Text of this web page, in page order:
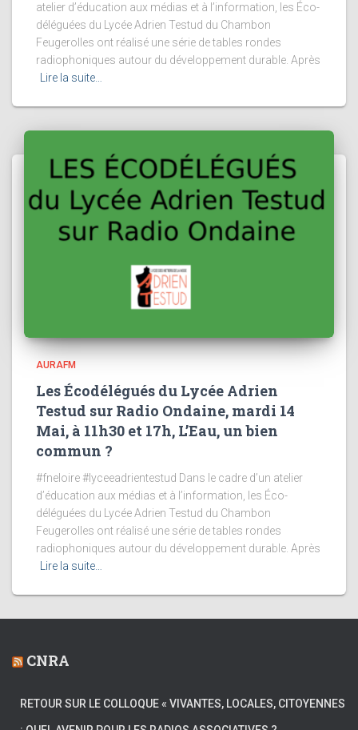
atelier d’éducation aux médias et à l’information, les Éco-
déléguées du Lycée Adrien Testud du Chambon
Feugerolles ont réalisé une série de tables rondes
radiophoniques autour du développement durable. Après
Lire la suite…
AURAFM
Les Écodélégués du Lycée Adrien
Testud sur Radio Ondaine, mardi 14
Mai, à 11h30 et 17h, L’Eau, un bien
commun ?
#fneloire #lyceeadrientestud Dans le cadre d’un atelier
d’éducation aux médias et à l’information, les Éco-
déléguées du Lycée Adrien Testud du Chambon
Feugerolles ont réalisé une série de tables rondes
radiophoniques autour du développement durable. Après
Lire la suite…
CNRA
RETOUR SUR LE COLLOQUE « VIVANTES, LOCALES, CITOYENNES